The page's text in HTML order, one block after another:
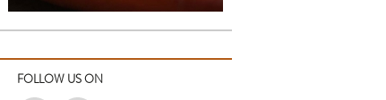
FOLLOW US ON